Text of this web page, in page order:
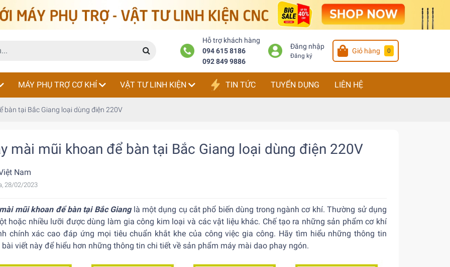
Hỗ trợ khách hàng
094 615 8186
092 849 9886
Đăng nhập
Đăng ký
Giỏ hàng 0
MÁY PHỤ TRỢ CƠ KHÍ VẬT TƯ LINH KIỆN TIN TỨC TUYỂN DỤNG LIÊN HỆ
bàn tại Bắc Giang loại dùng điện 220V
mài mũi khoan để bàn tại Bắc Giang loại dùng điện 220V
Nam
28/02/2023
mũi khoan để bàn tại Bắc Gianglà một dụng cụ cắt phổ biến dùng trong ngành cơ khí. Thường sử dụng
hoặc nhiều lưỡi được dùng làm gia công kim loại và các vật liệu khác. Chế tạo ra những sản phẩm cơ khí
chính xác cao đáp ứng mọi tiêu chuẩn khắt khe của công việc gia công. Hãy tìm hiểu những thông tin
bài viết này để hiểu hơn những thông tin chi tiết về sản phẩm máy mài dao phay ngón.